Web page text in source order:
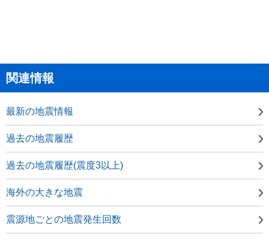
関連情報
最新の地震情報
過去の地震履歴
過去の地震履歴(震度3以上)
海外の大きな地震
震源地ごとの地震発生回数